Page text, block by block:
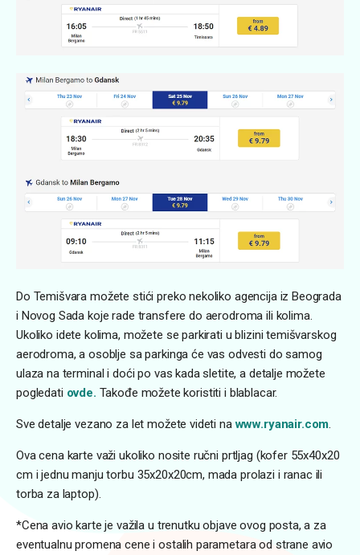
Do Temišvara možete stići preko nekoliko agencija iz Beograda
i Novog Sada koje rade transfere do aerodroma ili kolima.
Ukoliko idete kolima, možete se parkirati u blizini temišvarskog
aerodroma, a osoblje sa parkinga će vas odvesti do samog
ulaza na terminal i doći po vas kada sletite, a detalje možete
pogledati ovde. Takođe možete koristiti i blablacar.
Sve detalje vezano za let možete videti nawww.ryanair.com.
Ova cena karte važi ukoliko nosite ručni prtljag (kofer 55x40x20
cm i jednu manju torbu 35x20x20cm, mada prolazi i ranac ili
torba za laptop).
*Cena avio karte je važila u trenutku objave ovog posta, a za
eventualnu promena cene i ostalih parametara od strane avio